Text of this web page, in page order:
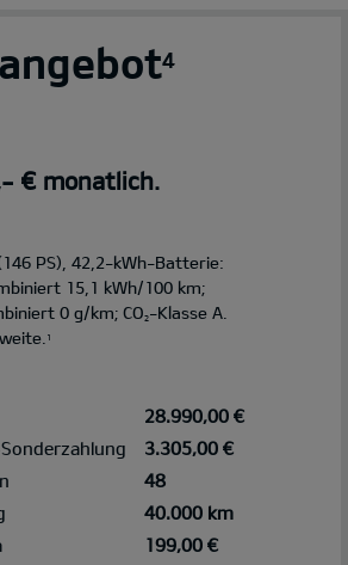
4
€ monatlich.
PS), 42,2-kWh-Batterie:
15,1 kWh/100 km;
0 g/km; CO2-Klasse A.
1
28.990,00 €
3.305,00 €
48
40.000 km
199,00 €